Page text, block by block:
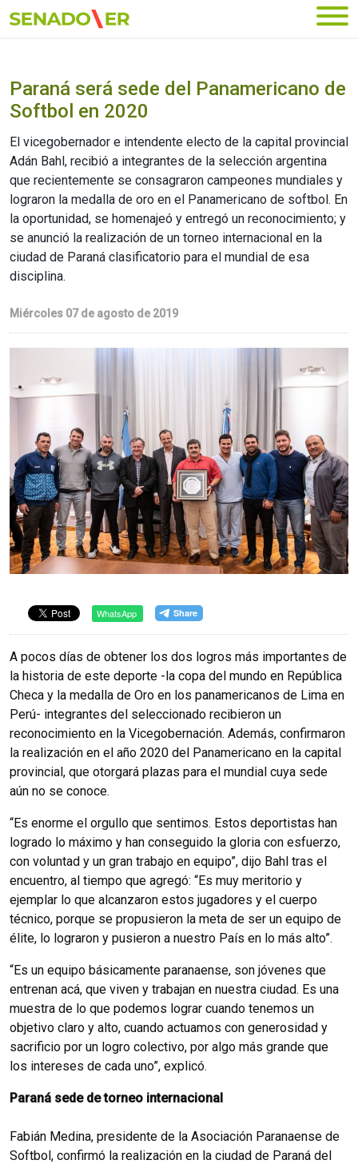
Ir al menú principal
Paraná será sede del Panamericano de
Softbol en 2020
El vicegobernador e intendente electo de la capital provincial
Adán Bahl, recibió a integrantes de la selección argentina
que recientemente se consagraron campeones mundiales y
lograron la medalla de oro en el Panamericano de softbol. En
la oportunidad, se homenajeó y entregó un reconocimiento; y
se anunció la realización de un torneo internacional en la
ciudad de Paraná clasificatorio para el mundial de esa
disciplina.
Miércoles 07 de agosto de 2019
WhatsApp
A pocos días de obtener los dos logros más importantes de
la historia de este deporte -la copa del mundo en República
Checa y la medalla de Oro en los panamericanos de Lima en
Perú- integrantes del seleccionado recibieron un
reconocimiento en la Vicegobernación. Además, confirmaron
la realización en el año 2020 del Panamericano en la capital
provincial, que otorgará plazas para el mundial cuya sede
aún no se conoce.
“Es enorme el orgullo que sentimos. Estos deportistas han
logrado lo máximo y han conseguido la gloria con esfuerzo,
con voluntad y un gran trabajo en equipo”, dijo Bahl tras el
encuentro, al tiempo que agregó: “Es muy meritorio y
ejemplar lo que alcanzaron estos jugadores y el cuerpo
técnico, porque se propusieron la meta de ser un equipo de
élite, lo lograron y pusieron a nuestro País en lo más alto”.
“Es un equipo básicamente paranaense, son jóvenes que
entrenan acá, que viven y trabajan en nuestra ciudad. Es una
muestra de lo que podemos lograr cuando tenemos un
objetivo claro y alto, cuando actuamos con generosidad y
sacrificio por un logro colectivo, por algo más grande que
los intereses de cada uno”, explicó.
Paraná sede de torneo internacional
Fabián Medina, presidente de la Asociación Paranaense de
Softbol, confirmó la realización en la ciudad de Paraná del